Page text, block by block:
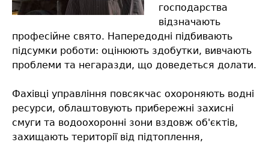
господарства
відзначають
професійне свято. Напередодні підбивають
підсумки роботи: оцінюють здобутки, вивчають
проблеми та негаразди, що доведеться долати.
Фахівці управління повсякчас охороняють водні
ресурси, облаштовують прибережні захисні
смуги та водоохоронні зони вздовж об'єктів,
захищають території від підтоплення,